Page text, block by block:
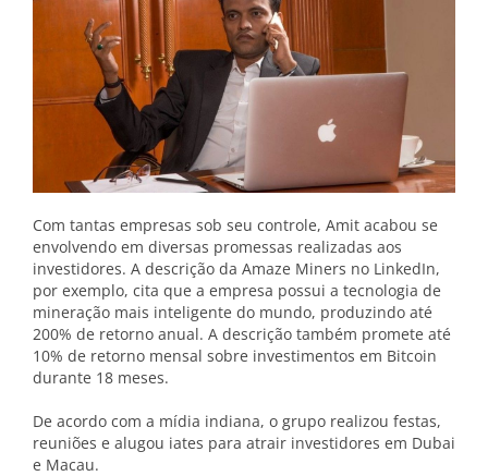
Com tantas empresas sob seu controle, Amit acabou se
envolvendo em diversas promessas realizadas aos
investidores. A descrição da Amaze Miners no LinkedIn,
por exemplo, cita que a empresa possui a tecnologia de
mineração mais inteligente do mundo, produzindo até
200% de retorno anual. A descrição também promete até
10% de retorno mensal sobre investimentos em Bitcoin
durante 18 meses.
De acordo com a mídia indiana, o grupo realizou festas,
reuniões e alugou iates para atrair investidores em Dubai
e Macau.